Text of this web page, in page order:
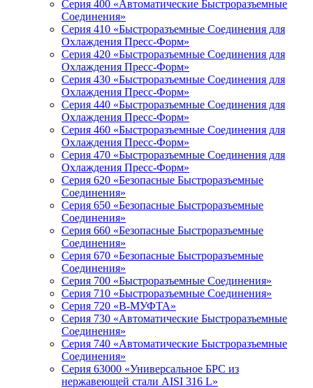
Серия 400 «Автоматические Быстроразъемные
Соединения»
Серия 410 «Быстроразъемные Соединения для
Охлаждения Пресс-Форм»
Серия 420 «Быстроразъемные Соединения для
Охлаждения Пресс-Форм»
Серия 430 «Быстроразъемные Соединения для
Охлаждения Пресс-Форм»
Серия 440 «Быстроразъемные Соединения для
Охлаждения Пресс-Форм»
Серия 460 «Быстроразъемные Соединения для
Охлаждения Пресс-Форм»
Серия 470 «Быстроразъемные Соединения для
Охлаждения Пресс-Форм»
Серия 620 «Безопасные Быстроразъемные
Соединения»
Серия 650 «Безопасные Быстроразъемные
Соединения»
Серия 660 «Безопасные Быстроразъемные
Соединения»
Серия 670 «Безопасные Быстроразъемные
Соединения»
Серия 700 «Быстроразъемные Соединения»
Серия 710 «Быстроразъемные Соединения»
Серия 720 «B-МУФТА»
Серия 730 «Автоматические Быстроразъемные
Соединения»
Серия 740 «Автоматические Быстроразъемные
Соединения»
Серия 63000 «Универсальное БРС из
нержавеющей стали AISI 316 L»